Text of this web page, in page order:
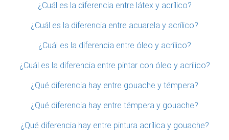
¿Cuál es la diferencia entre látex y acrílico?
¿Cuál es la diferencia entre acuarela y acrílico?
¿Cuál es la diferencia entre óleo y acrílico?
¿Cuál es la diferencia entre pintar con óleo y acrílico?
¿Qué diferencia hay entre gouache y témpera?
¿Qué diferencia hay entre témpera y gouache?
¿Qué diferencia hay entre pintura acrílica y gouache?